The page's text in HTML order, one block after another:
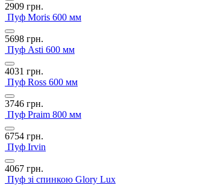
2909 грн.
Пуф Moris 600 мм
5698 грн.
Пуф Asti 600 мм
4031 грн.
Пуф Ross 600 мм
3746 грн.
Пуф Praim 800 мм
6754 грн.
Пуф Irvin
4067 грн.
Пуф зі спинкою Glory Lux